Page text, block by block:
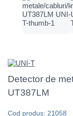
Detector de
UT387LM
Cod produs: 21058